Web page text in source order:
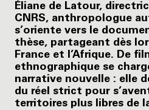
Éliane de Latour,
CNRS, anthropologue
s’oriente vers le
thèse, partageant dès
France et l’Afrique. De
ethnographique se
narrative nouvelle : elle
du réel strict pour
territoires plus libres de